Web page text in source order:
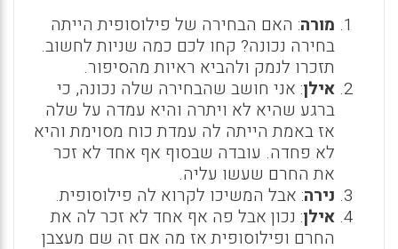
מורה: האם הבחירה של פילוסופית הייתה
בחירה נכונה? קחו לכם כמה שניות לחשוב.
תזכרו לנמק ולהביא ראיות מהסיפור.
אילן: אני חושב שהבחירה שלה נכונה, כי
ברגע שהיא לא ויתרה והיא עמדה על שלה
אז באמת הייתה לה עמדת כוח מסוימת והיא
לא פחדה. עובדה שבסוף אף אחד לא זכר
את החרם שעשו עליה.
נירה: אבל המשיכו לקרוא לה פילוסופית.
אילן: נכון אבל פה אף אחד לא זכר לה את
החרם ופילוסופית אז מה אם זה שם מעצבן